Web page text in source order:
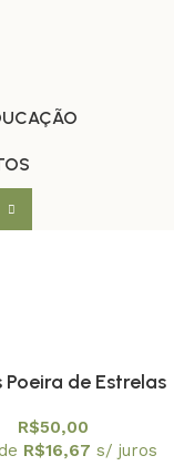
Poeira de Estrelas
R$50,00
R$16,67 s/ juros